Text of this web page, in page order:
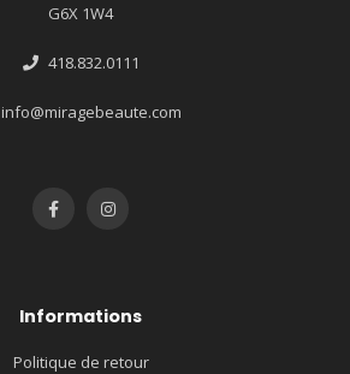
G6X 1W4
418.832.0111
info@miragebeaute.com
Informations
Politique de retour